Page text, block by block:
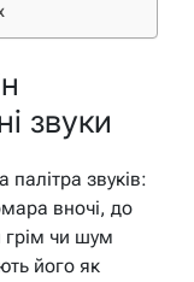
звуки
палітра звуків:
вночі, до
грім чи шум
його як